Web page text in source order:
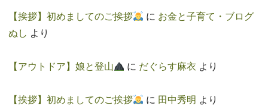
【挨拶】初めましてのご挨拶 に お金と子育て・ブログ
ぬし より
【アウトドア】娘と登山 に だぐらす麻衣 より
【挨拶】初めましてのご挨拶 に 田中秀明 より